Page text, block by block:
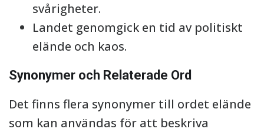
svårigheter.
Landet genomgick en tid av politiskt
elände och kaos.
Synonymer och Relaterade Ord
Det finns flera synonymer till ordet elände
som kan användas för att beskriva